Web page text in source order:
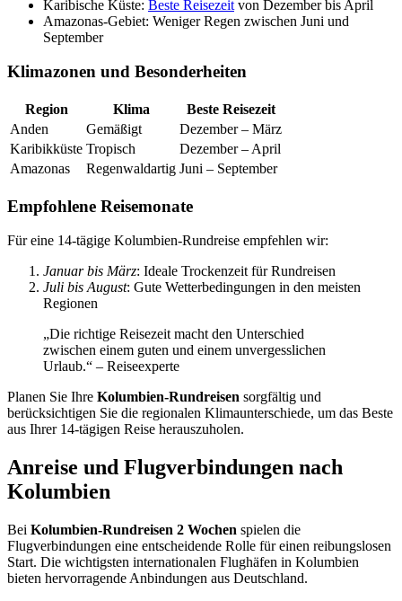
Karibische Küste: Beste Reisezeit von Dezember bis April
Amazonas-Gebiet: Weniger Regen zwischen Juni und
September
Klimazonen und Besonderheiten
Region Klima
Beste Reisezeit
Anden
Gemäßigt
Dezember – März
Karibikküste Tropisch
Dezember – April
Amazonas
Regenwaldartig Juni – September
Empfohlene Reisemonate
Für eine 14-tägige Kolumbien-Rundreise empfehlen wir:
Januar bis März: Ideale Trockenzeit für Rundreisen
Juli bis August: Gute Wetterbedingungen in den meisten
Regionen
„Die richtige Reisezeit macht den Unterschied
zwischen einem guten und einem unvergesslichen
Urlaub.“ – Reiseexperte
Planen Sie Ihre Kolumbien-Rundreisen sorgfältig und
berücksichtigen Sie die regionalen Klimaunterschiede, um das Beste
aus Ihrer 14-tägigen Reise herauszuholen.
Anreise und Flugverbindungen nach
Kolumbien
Bei Kolumbien-Rundreisen 2 Wochen spielen die
Flugverbindungen eine entscheidende Rolle für einen reibungslosen
Start. Die wichtigsten internationalen Flughäfen in Kolumbien
bieten hervorragende Anbindungen aus Deutschland.